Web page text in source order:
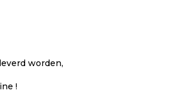
worden,
!